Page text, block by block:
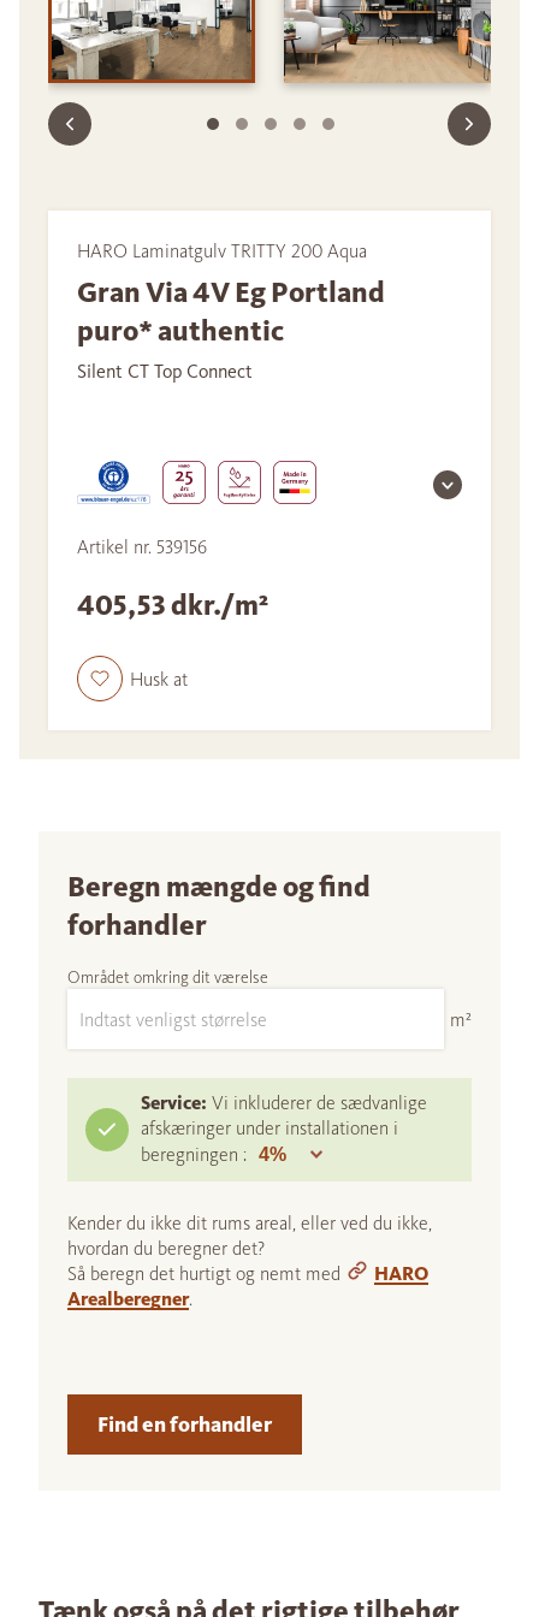
HARO Laminatgulv TRITTY 200 Aqua
Gran Via 4V Eg Portland
puro* authentic
Silent CT Top Connect
Artikel nr. 539156
405,53 dkr./m²
Husk at
Beregn mængde og find
forhandler
Området omkring dit værelse
m²
Service: Vi inkluderer de sædvanlige
afskæringer under installationen i
beregningen :
Kender du ikke dit rums areal, eller ved du ikke,
hvordan du beregner det?
Så beregn det hurtigt og nemt med
HARO
Arealberegner.
Find en forhandler